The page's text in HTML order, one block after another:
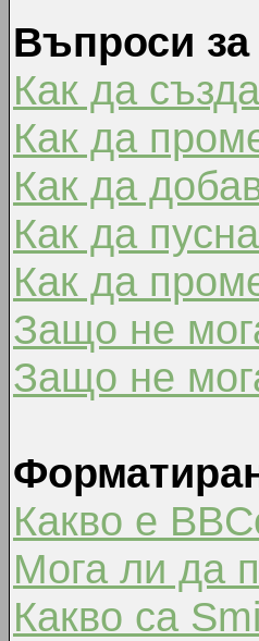
Въпроси
Как да
Как да
Как да
Как да
Как да
Защо не
Защо не
Какво е
Мога ли да
Какво са